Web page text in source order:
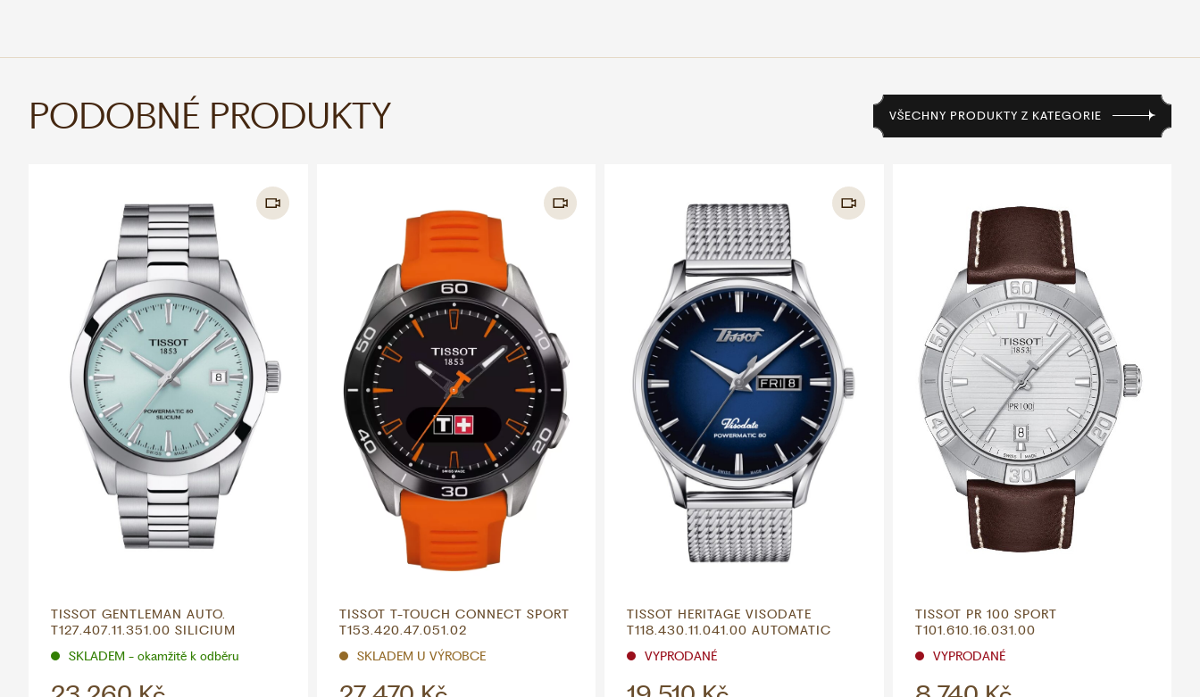
PODOBNÉ PRODUKTY VŠECHNY PRODUKTY Z KATEGORIE
TISSOT GENTLEMAN AUTO.
T127.407.11.351.00 SILICIUM
SKLADEM - okamžitě k odběru
TISSOT T-TOUCH CONNECT SPORT
T153.420.47.051.02
SKLADEM U VÝROBCE
TISSOT HERITAGE VISODATE
T118.430.11.041.00 AUTOMATIC
VYPRODANÉ
TISSOT PR 100 SPORT
T101.610.16.031.00
VYPRODANÉ